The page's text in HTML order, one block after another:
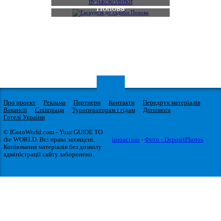
Попова
Про проект Реклама Партнери Контакти
Передрук матеріалів
Вакансії
Співпраця Туроператорам і гідам
Допомога
Готелі України
© IGotoWorld.com - Your GUIDE TO
the WORLD. Всі права захищені.
Копіювання матеріалів без дозволу
адміністрації сайту заборонено.
iproaction - Фото - DepositPhotos